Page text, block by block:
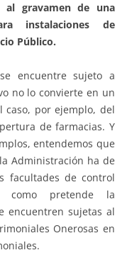
al gravamen de una
instalaciones de
Público.
encuentre sujeto a
no lo convierte en un
caso, por ejemplo, del
de farmacias. Y
entendemos que
Administración ha de
facultades de control
como pretende la
encuentren sujetas al
Onerosas en